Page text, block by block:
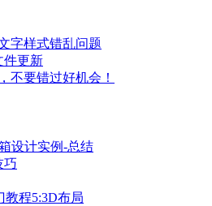
字样式错乱问题
件更新
不要错过好机会！
设计实例-总结
巧
教程5:3D布局